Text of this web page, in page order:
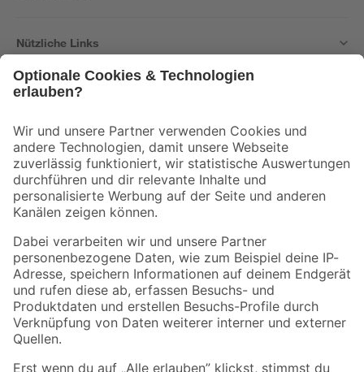
Nützliche Links
Der toom Newsletter: Keine Angebote und Aktionen mehr verpassen!
Zur Newsletter Anmeldung
Folge uns
Zahlungsarten Versandarten
Sicher einkaufen